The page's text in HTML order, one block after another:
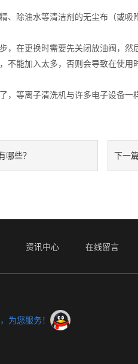
除油水等清洁剂的无尘布（或吸
在更换时需要先关闭放油阀，然
能加入太多，否则会导致在使用
等离子清洗机与许多电子设备一
哪些？ 下一
资讯中心 在线留言
为您服务！